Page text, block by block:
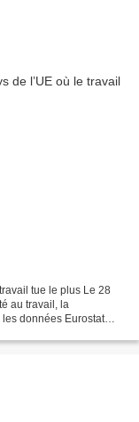
tue le plus Le 28
au travail, la
données Eurostat